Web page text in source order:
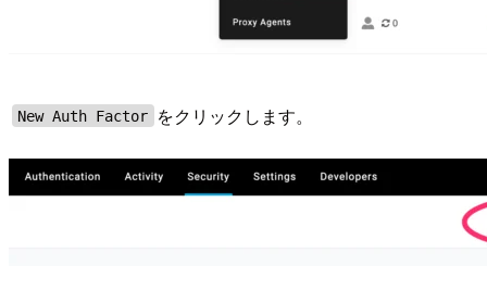
New Auth Factor をクリックします。